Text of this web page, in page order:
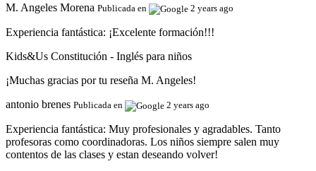
M. Angeles Morena Publicada en 2 years ago
Experiencia fantástica: ¡Excelente formación!!!
Kids&Us Constitución - Inglés para niños
¡Muchas gracias por tu reseña M. Angeles!
antonio brenes Publicada en 2 years ago
Experiencia fantástica: Muy profesionales y agradables. Tanto
profesoras como coordinadoras. Los niños siempre salen muy
contentos de las clases y estan deseando volver!